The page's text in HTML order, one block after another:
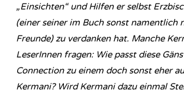
„Einsichten“ und Hilfen er selbst
(einer seiner im Buch sonst namentlich
Freunde) zu verdanken hat. Manche
LeserInnen fragen: Wie passt diese
Connection zu einem doch sonst eher
Kermani? Wird Kermani dazu einmal